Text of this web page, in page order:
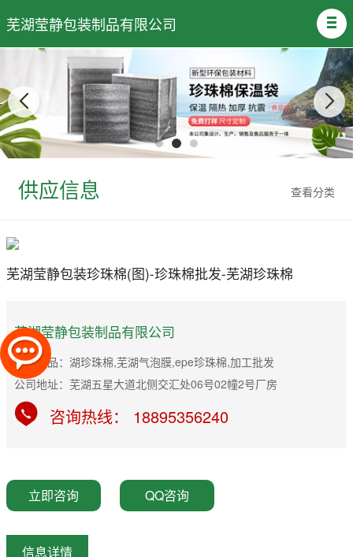
芜湖莹静包装制品有限公司
查看分类
供应信息
芜湖莹静包装珍珠棉(图)-珍珠棉批发-芜湖珍珠棉
芜湖莹静包装制品有限公司
主营产品：湖珍珠棉,芜湖气泡膜,epe珍珠棉,加工批发
公司地址：芜湖五星大道北侧交汇处06号02幢2号厂房
咨询热线： 18895356240
立即咨询 QQ咨询
信息详情